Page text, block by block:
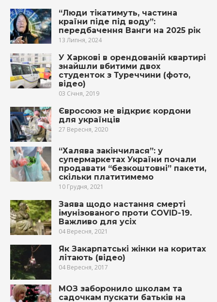
“Люди тікатимуть, частина
країни піде під воду”:
передбачення Ванги на 2025 рік
13 Липня, 2024
У Харкові в орендованій квартирі
знайшли вбитими двох
студенток з Туреччини (фото,
відео)
03 Січня, 2019
Євросоюз не відкриє кордони
для українців
27 Вересня, 2020
“Халява закінчилася”: у
супермаркетах України почали
продавати “безкоштовні” пакети,
скільки платитимемо
10 Грудня, 2021
Заява щодо настання смерті
імунізованого проти COVID-19.
Важливо для усіх
04 Вересня, 2021
Як Закарпатські жінки на коритах
літають (відео)
04 Вересня, 2017
МОЗ заборонило школам та
садочкам пускати батьків на